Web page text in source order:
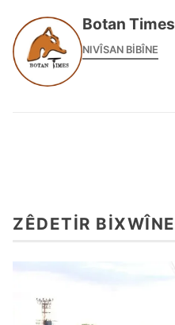
Botan Times
NIVÎSAN BIBÎNE
ZÊDETIR BIXWÎNE